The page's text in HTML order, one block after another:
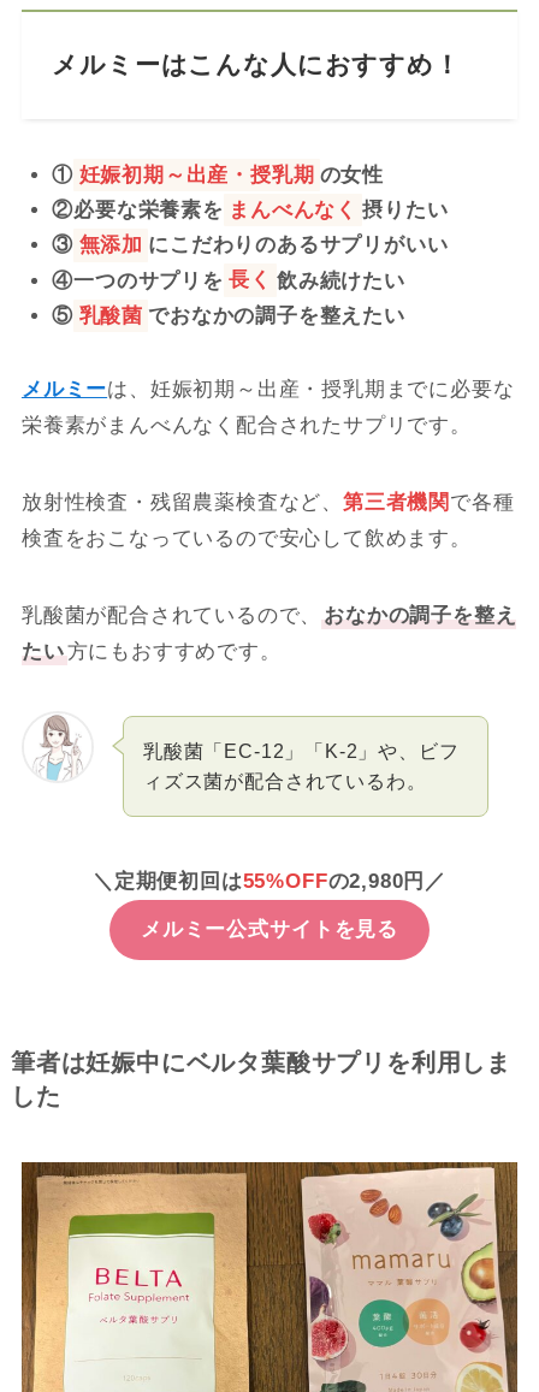
メルミーはこんな人におすすめ！
① 妊娠初期～出産・授乳期 の女性
②必要な栄養素を まんべんなく 摂りたい
③ 無添加 にこだわりのあるサプリがいい
④一つのサプリを 長く 飲み続けたい
⑤ 乳酸菌 でおなかの調子を整えたい
メルミーは、妊娠初期～出産・授乳期までに必要な
栄養素がまんべんなく配合されたサプリです。
放射性検査・残留農薬検査など、第三者機関 で各種
検査をおこなっているので安心して飲めます。
乳酸菌が配合されているので、おなかの調子を整え
たい方にもおすすめです。
乳酸菌「EC-12」「K-2」や、ビフ
ィズス菌が配合されているわ。
＼定期便初回は55%OFFの2,980円／
メルミー公式サイトを見る
筆者は妊娠中にベルタ葉酸サプリを利用しま
した